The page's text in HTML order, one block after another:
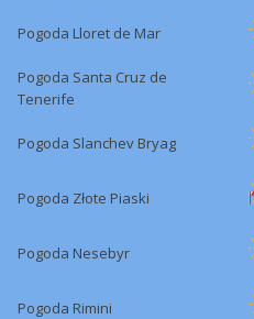
Pogoda Lloret de Mar
Pogoda Santa Cruz de
Tenerife
Pogoda Slanchev Bryag
Pogoda Złote Piaski
Pogoda Nesebyr
Pogoda Rimini